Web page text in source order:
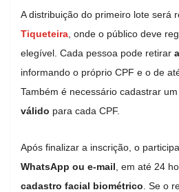
A distribuição do primeiro lote será
Tiqueteira , onde o público deve
elegível. Cada pessoa pode retirar
informando o próprio CPF e o de
Também é necessário cadastrar um
válido para cada CPF.
Após finalizar a inscrição, o
WhatsApp ou e-mail , em até 24
cadastro facial biométrico . Se o